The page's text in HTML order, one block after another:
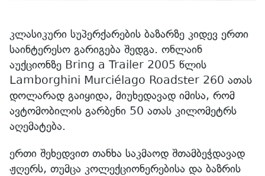
კლასიკური სუპერქარების ბაზარზე კიდევ ერთი
საინტერესო გარიგება შედგა. ონლაინ
აუქციონზე Bring a Trailer 2005 წლის
Lamborghini Murciélago Roadster 260 ათას
დოლარად გაიყიდა, მიუხედავად იმისა, რომ
ავტომობილის გარბენი 50 ათას კილომეტრს
აღემატება.
ერთი შეხედვით თანხა საკმაოდ შთამბეჭდავად
ჟღერს, თუმცა კოლექციონერებისა და ბაზრის